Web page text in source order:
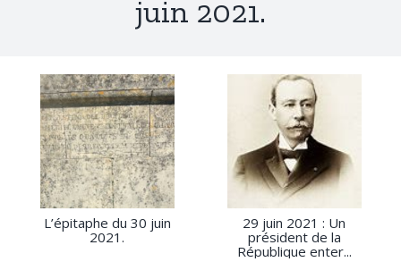
juin 2021.
L’épitaphe du 30 juin
2021.
29 juin 2021 : Un
président de la
République enter...